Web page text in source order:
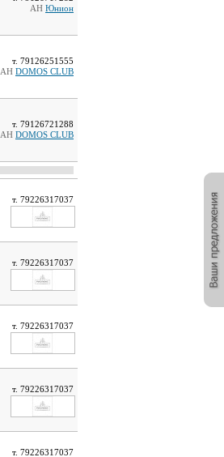
АН Юнион
т. 79126251555
АН DOMOS CLUB
т. 79126721288
АН DOMOS CLUB
т. 79226317037
т. 79226317037
т. 79226317037
т. 79226317037
т. 79226317037